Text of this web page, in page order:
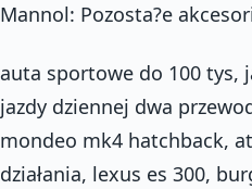
Mannol: Pozosta?e
auta sportowe do 100 tys,
jazdy dziennej dwa
mondeo mk4 hatchback,
działania, lexus es 300,